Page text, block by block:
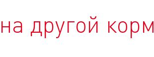
другой корм